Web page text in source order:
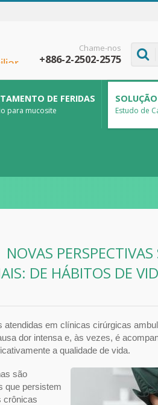
Chame-nos
+886-2-2502-2575
DE FERIDAS
para mucosite
SOLUÇÃO
Estudo de
PERSPECTIVAS
DE HÁBITOS DE
em clínicas cirúrgicas
dor intensa e, às vezes, é
a qualidade de vida.
são
que persistem
crônicas